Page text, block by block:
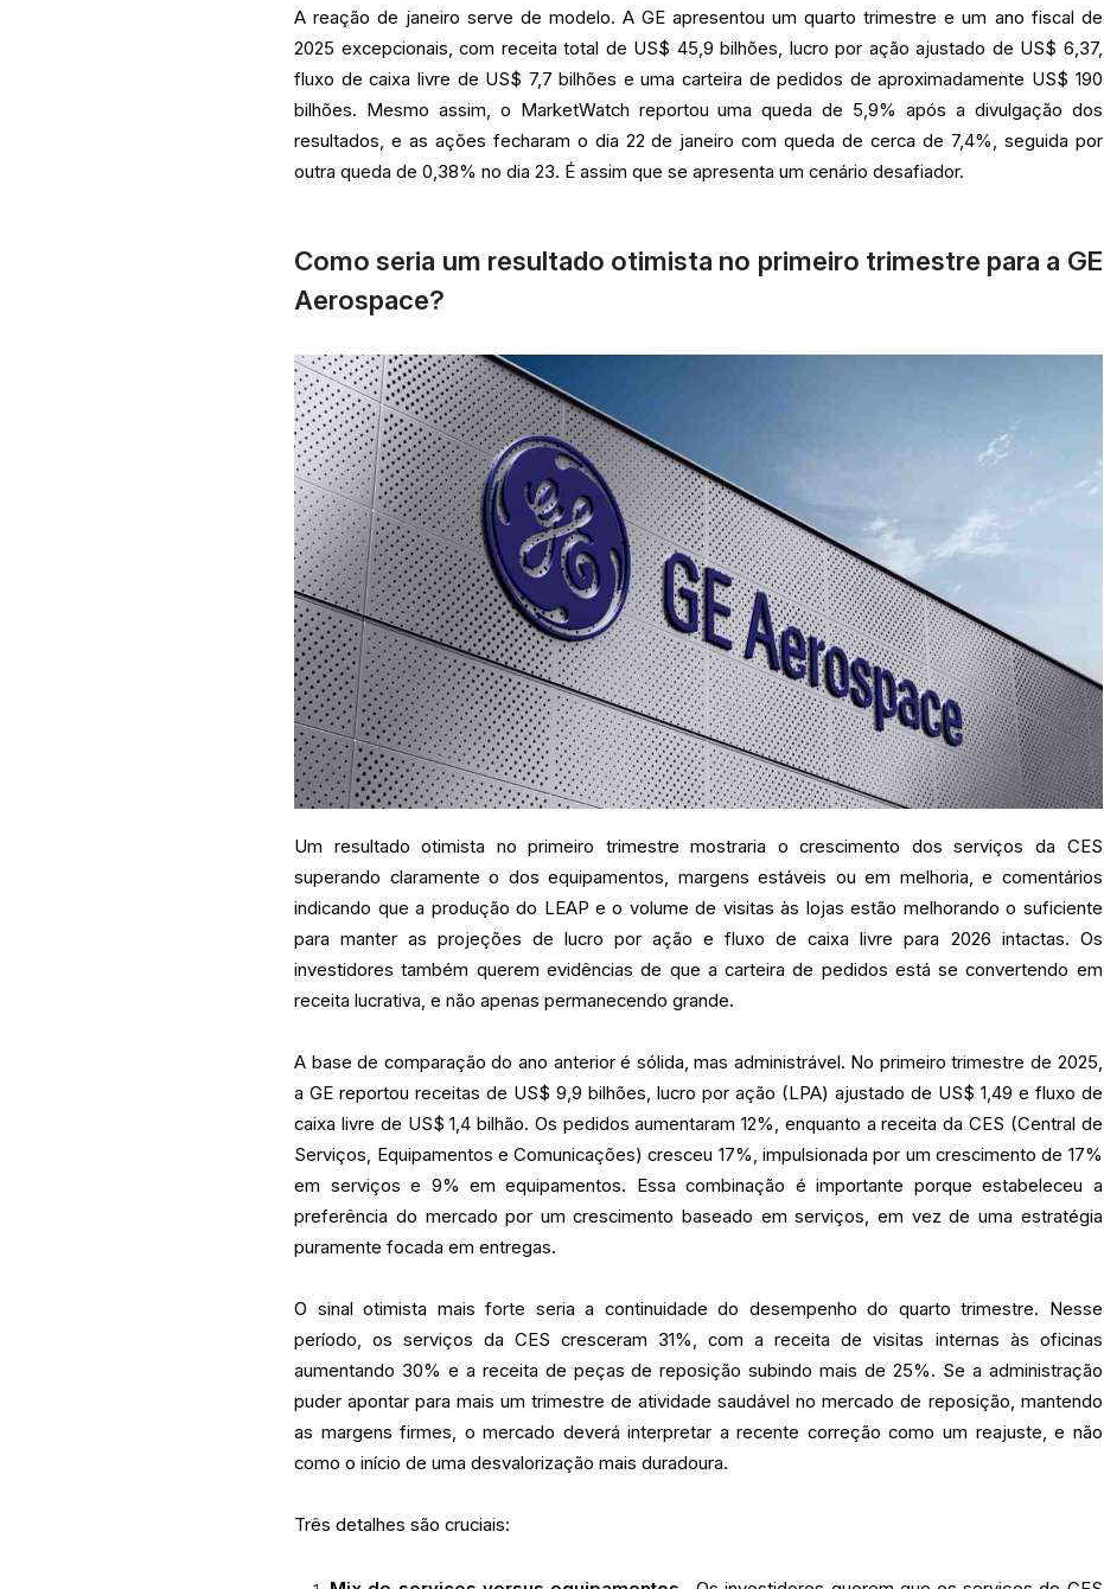
A reação de janeiro serve de modelo. A GE apresentou um quarto trimestre e um ano fiscal de
2025 excepcionais, com receita total de US$ 45,9 bilhões, lucro por ação ajustado de US$ 6,37,
fluxo de caixa livre de US$ 7,7 bilhões e uma carteira de pedidos de aproximadamente US$ 190
bilhões. Mesmo assim, o MarketWatch reportou uma queda de 5,9% após a divulgação dos
resultados, e as ações fecharam o dia 22 de janeiro com queda de cerca de 7,4%, seguida por
outra queda de 0,38% no dia 23. É assim que se apresenta um cenário desafiador.
Como seria um resultado otimista no primeiro trimestre para a GE
Aerospace?
Um resultado otimista no primeiro trimestre mostraria o crescimento dos serviços da CES
superando claramente o dos equipamentos, margens estáveis ou em melhoria, e comentários
indicando que a produção do LEAP e o volume de visitas às lojas estão melhorando o suficiente
para manter as projeções de lucro por ação e fluxo de caixa livre para 2026 intactas. Os
investidores também querem evidências de que a carteira de pedidos está se convertendo em
receita lucrativa, e não apenas permanecendo grande.
A base de comparação do ano anterior é sólida, mas administrável. No primeiro trimestre de 2025,
a GE reportou receitas de US$ 9,9 bilhões, lucro por ação (LPA) ajustado de US$ 1,49 e fluxo de
caixa livre de US$ 1,4 bilhão. Os pedidos aumentaram 12%, enquanto a receita da CES (Central de
Serviços, Equipamentos e Comunicações) cresceu 17%, impulsionada por um crescimento de 17%
em serviços e 9% em equipamentos. Essa combinação é importante porque estabeleceu a
preferência do mercado por um crescimento baseado em serviços, em vez de uma estratégia
puramente focada em entregas.
O sinal otimista mais forte seria a continuidade do desempenho do quarto trimestre. Nesse
período, os serviços da CES cresceram 31%, com a receita de visitas internas às oficinas
aumentando 30% e a receita de peças de reposição subindo mais de 25%. Se a administração
puder apontar para mais um trimestre de atividade saudável no mercado de reposição, mantendo
as margens firmes, o mercado deverá interpretar a recente correção como um reajuste, e não
como o início de uma desvalorização mais duradoura.
Três detalhes são cruciais: